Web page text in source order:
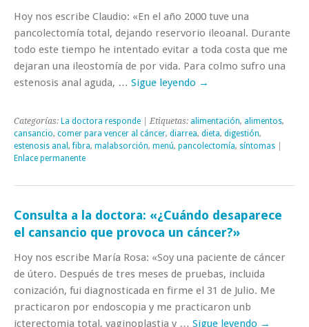
Hoy nos escribe Claudio: «En el año 2000 tuve una
pancolectomía total, dejando reservorio ileoanal. Durante
todo este tiempo he intentado evitar a toda costa que me
dejaran una ileostomía de por vida. Para colmo sufro una
estenosis anal aguda, … Sigue leyendo →
Categorías: La doctora responde | Etiquetas: alimentación, alimentos,
cansancio, comer para vencer al cáncer, diarrea, dieta, digestión,
estenosis anal ,fibra, malabsorción, menú, pancolectomía, síntomas
Enlace permanente
Consulta a la doctora: «¿Cuándo desaparece
el cansancio que provoca un cáncer?»
Hoy nos escribe María Rosa: «Soy una paciente de cáncer
de útero. Después de tres meses de pruebas, incluida
conización, fui diagnosticada en firme el 31 de Julio. Me
practicaron por endoscopia y me practicaron unb
icterectomia total, vaginoplastia y … Sigue leyendo →